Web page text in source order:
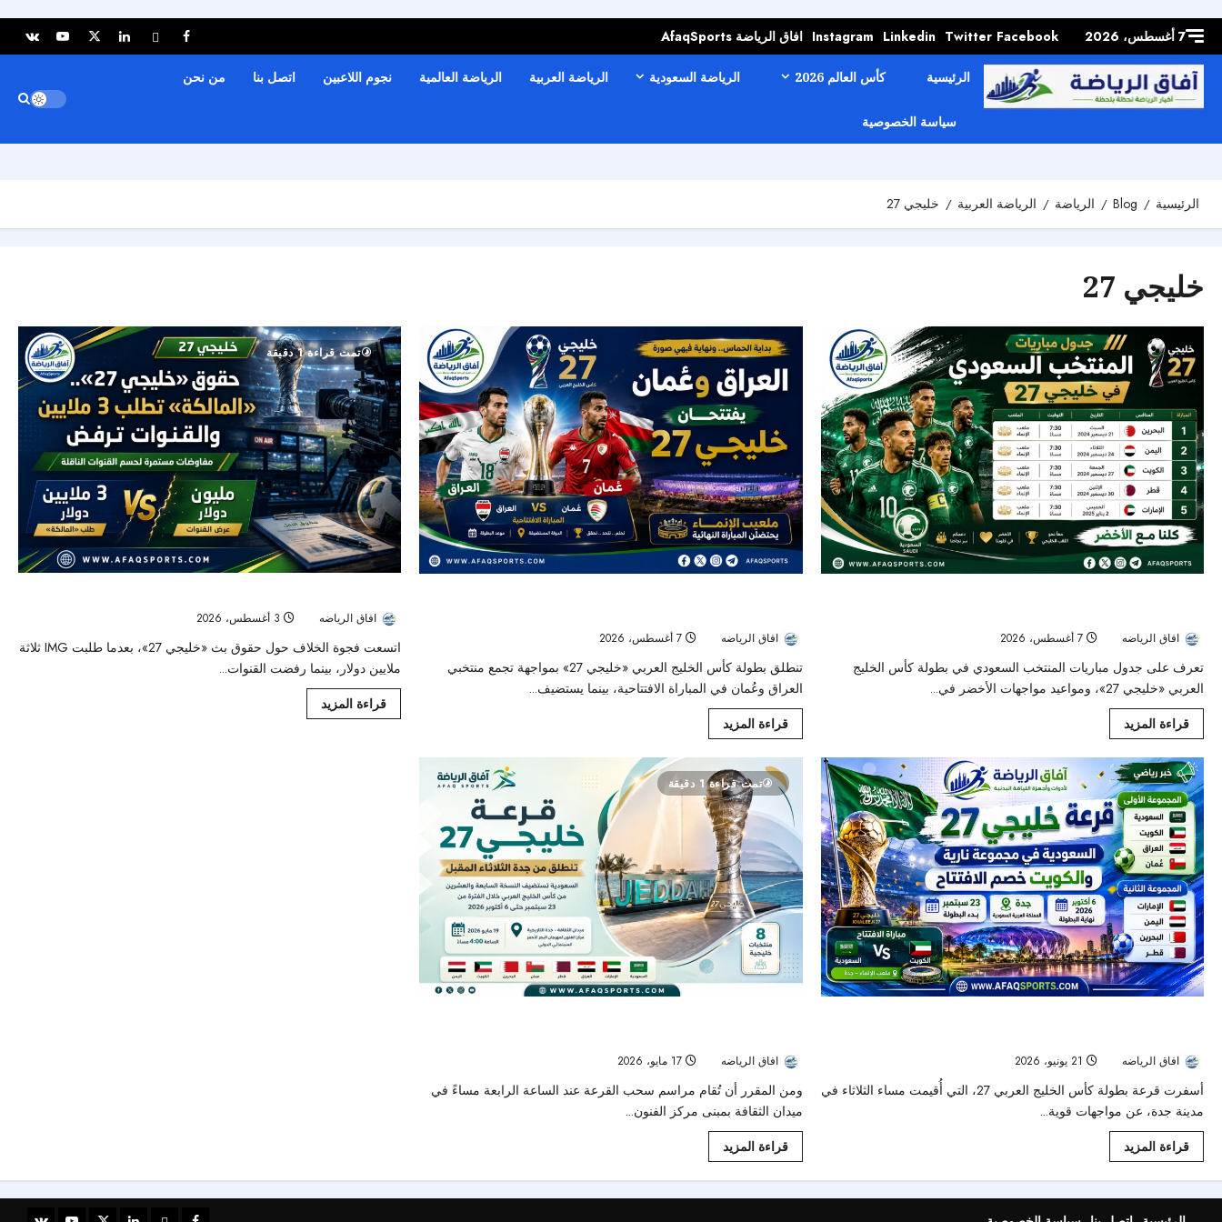
content7 أغسطس، 2026 Facebook
Twitter
Linkedin
Instagram افاق الرياضة AfaqSports
الرئيسية كأس العالم 2026 الرياضة السعودية الرياضة العربية الرياضة العالمية نجوم اللاعبين اتصل بنا من نحن
سياسة الخصوصية
الرئيسية Blog الرياضة الرياضة العربية خليجي 27
خليجي 27
افاق الرياضه
تعرف على جدول مباريات المنتخب السعودي في بطولة كأس الخليج
العربي «خليجي 27»، ومواعيد مواجهات الأخضر في...
قراءة المزيد
افاق الرياضه 7 أغسطس، 2026
تنطلق بطولة كأس الخليج العربي «خليجي 27» بمواجهة تجمع منتخبي
العراق وعُمان في المباراة الافتتاحية، بينما يستضيف...
قراءة المزيد
تمت قراءة 1 دقيقة
افاق الرياضه 3 أغسطس، 2026
اتسعت فجوة الخلاف حول حقوق بث «خليجي 27»، بعدما طلبت IMG ثلاثة
ملايين دولار، بينما رفضت القنوات...
قراءة المزيد
افاق الرياضه
أسفرت قرعة بطولة كأس الخليج العربي 27، التي أُقيمت مساء الثلاثاء في
مدينة جدة، عن مواجهات قوية...
قراءة المزيد
تمت قراءة 1 دقيقة
افاق الرياضه 17 مايو، 2026
ومن المقرر أن تُقام مراسم سحب القرعة عند الساعة الرابعة مساءً في
ميدان الثقافة بمبنى مركز الفنون...
قراءة المزيد